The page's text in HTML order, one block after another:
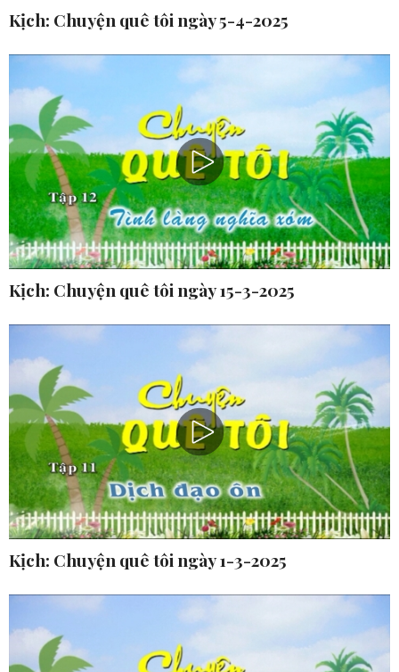
Kịch: Chuyện quê tôi ngày 5-4-2025
Kịch: Chuyện quê tôi ngày 15-3-2025
Kịch: Chuyện quê tôi ngày 1-3-2025